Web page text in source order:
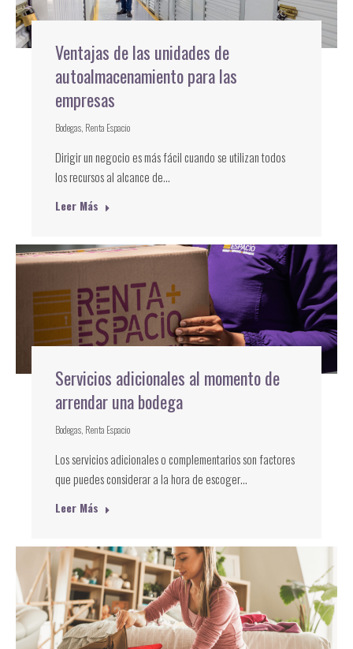
Ventajas de las unidades de
autoalmacenamiento para las
empresas
Bodegas Renta Espacio
Dirigir un negocio es más fácil cuando se utilizan todos
los recursos al alcance de…
Leer Más
Servicios adicionales al momento de
arrendar una bodega
Bodegas, Renta Espacio
Los servicios adicionales o complementarios son factores
que puedes considerar a la hora de escoger…
Leer Más